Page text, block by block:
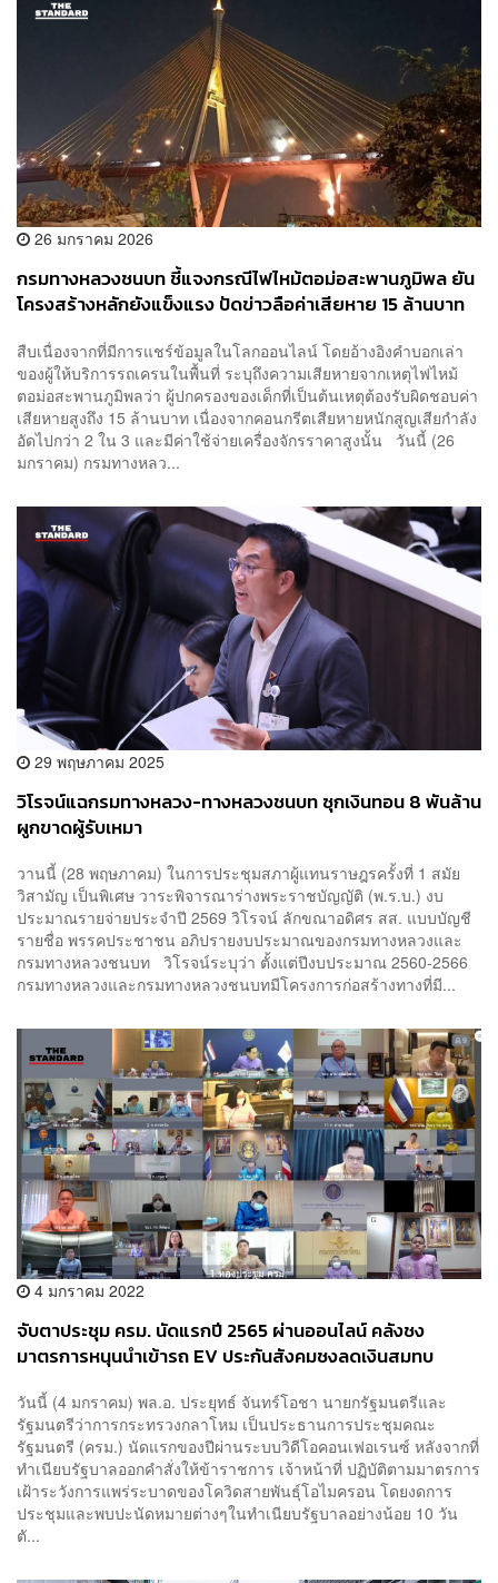
26 มกราคม 2026
กรมทางหลวงชนบท ชี้แจงกรณีไฟไหม้ตอม่อสะพานภูมิพล ยัน
โครงสร้างหลักยังแข็งแรง ปัดข่าวลือค่าเสียหาย 15 ล้านบาท
สืบเนื่องจากที่มีการแชร์ข้อมูลในโลกออนไลน์ โดยอ้างอิงคำบอกเล่า
ของผู้ให้บริการรถเครนในพื้นที่ ระบุถึงความเสียหายจากเหตุไฟไหม้
ตอม่อสะพานภูมิพลว่า ผู้ปกครองของเด็กที่เป็นต้นเหตุต้องรับผิดชอบค่า
เสียหายสูงถึง 15 ล้านบาท เนื่องจากคอนกรีตเสียหายหนักสูญเสียกำลัง
อัดไปกว่า 2 ใน 3 และมีค่าใช้จ่ายเครื่องจักรราคาสูงนั้น วันนี้ (26
มกราคม) กรมทางหลว...
29 พฤษภาคม 2025
วิโรจน์แฉกรมทางหลวง-ทางหลวงชนบท ซุกเงินทอน 8 พันล้าน
ผูกขาดผู้รับเหมา
วานนี้ (28 พฤษภาคม) ในการประชุมสภาผู้แทนราษฎรครั้งที่ 1 สมัย
วิสามัญ เป็นพิเศษ วาระพิจารณาร่างพระราชบัญญัติ (พ.ร.บ.) งบ
ประมาณรายจ่ายประจำปี 2569 วิโรจน์ ลักขณาอดิศร สส. แบบบัญชี
รายชื่อ พรรคประชาชน อภิปรายงบประมาณของกรมทางหลวงและ
กรมทางหลวงชนบท วิโรจน์ระบุว่า ตั้งแต่ปีงบประมาณ 2560-2566
กรมทางหลวงและกรมทางหลวงชนบทมีโครงการก่อสร้างทางที่มี...
4 มกราคม 2022
จับตาประชุม ครม. นัดแรกปี 2565 ผ่านออนไลน์ คลังชง
มาตรการหนุนนำเข้ารถ EV ประกันสังคมชงลดเงินสมทบ
วันนี้ (4 มกราคม) พล.อ. ประยุทธ์ จันทร์โอชา นายกรัฐมนตรีและ
รัฐมนตรีว่าการกระทรวงกลาโหม เป็นประธานการประชุมคณะ
รัฐมนตรี (ครม.) นัดแรกของปีผ่านระบบวิดีโอคอนเฟอเรนซ์ หลังจากที่
ทำเนียบรัฐบาลออกคำสั่งให้ข้าราชการ เจ้าหน้าที่ ปฏิบัติตามมาตรการ
เฝ้าระวังการแพร่ระบาดของโควิดสายพันธุ์โอไมครอน โดยงดการ
ประชุมและพบปะนัดหมายต่างๆในทำเนียบรัฐบาลอย่างน้อย 10 วัน
ตั...